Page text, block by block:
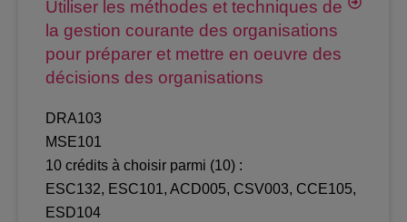
Utiliser les méthodes et techniques de
la gestion courante des organisations
pour préparer et mettre en oeuvre des
décisions des organisations
DRA103
MSE101
10 crédits à choisir parmi (10) :
ESC132, ESC101, ACD005, CSV003, CCE105,
ESD104